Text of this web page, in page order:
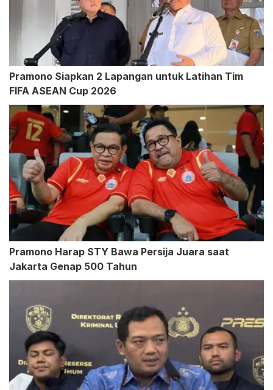
Pramono Siapkan 2 Lapangan untuk Latihan Tim
FIFA ASEAN Cup 2026
Pramono Harap STY Bawa Persija Juara saat
Jakarta Genap 500 Tahun